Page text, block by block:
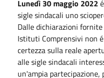
Lunedì 30 maggio 2022
sigle sindacali uno
Dalle dichiarazioni
Istituti Comprensivi non
certezza sulla reale
alle sigle sindacali
un'ampia partecipazione,